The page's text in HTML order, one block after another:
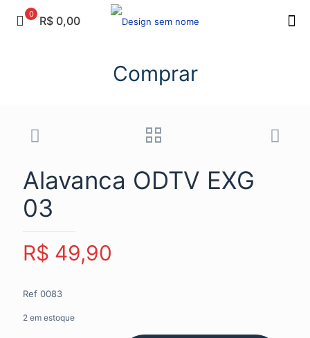
0 R$ 0,00
Comprar
Alavanca ODTV EXG
03
R$ 49,90
Ref 0083
2 em estoque